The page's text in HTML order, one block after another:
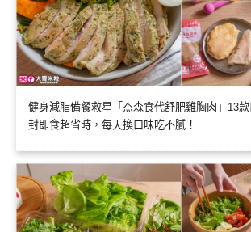
健身減脂備餐救星「杰森食代舒肥雞胸肉」13
封即食超省時，每天換口味吃不膩！